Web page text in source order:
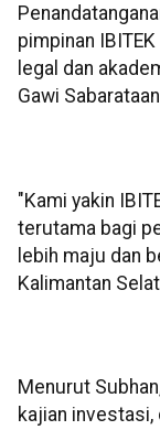
pimpinan
legal dan
Gawi
"Kami yakin
terutama bagi
lebih maju dan
Kalimantan
Menurut
kajian investasi,